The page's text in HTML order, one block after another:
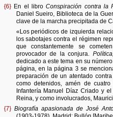
{6} En el libroConspiración contra la
Daniel Sueiro, Biblioteca de la
clave de la marcha precipitada de
«Los periódicos de izquierda
los sabotajes contra el régimen
que constantemente se
provocador de la conjura. Política,
dedicado a este tema en su
página, en la página 3 se
preparación de un atentado
como detenidos, amén de
Infantería Manuel Díaz Criado y
Reina, y como involucrados,
{7} Biografía apasionada de José